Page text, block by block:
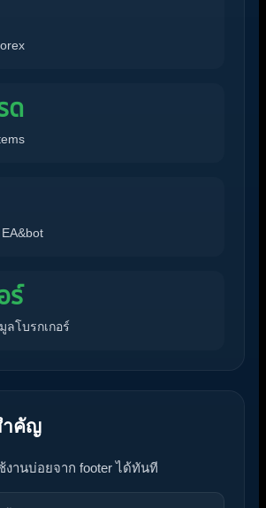
ด
ร์
ลโบรกเกอร์
ำคัญ
งานบ่อยจาก footer ได้ทันที